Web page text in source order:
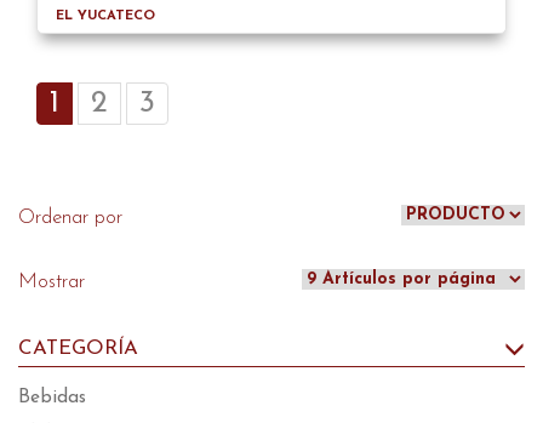
EL YUCATECO
1 2 3
Ordenar por
Mostrar
CATEGORÍA
Bebidas